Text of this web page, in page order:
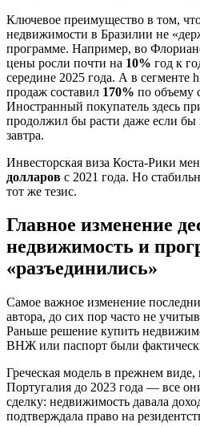
Ключевое преимущество в том,
недвижимости в Бразилии не
программе. Например, во
цены росли почти на 10% год к
середине 2025 года. А в сегменте
продаж составил 170% по объему
Иностранный покупатель здесь
продолжил бы расти даже если
завтра.
Инвесторская виза Коста‑Рики
долларов с 2021 года. Но
тот же тезис.
Главное изменение
недвижимость и
«разъединились»
Самое важное изменение
автора, до сих пор часто не
Раньше решение купить
ВНЖ или паспорт были
Греческая модель в прежнем виде,
Португалия до 2023 года — все
сделку: недвижимость давала
подтверждала право на